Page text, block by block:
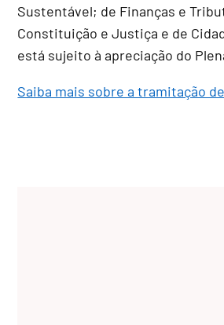
Sustentável; de Finanças e
Constituição e Justiça e de
está sujeito à apreciação do
Saiba mais sobre a tramitação